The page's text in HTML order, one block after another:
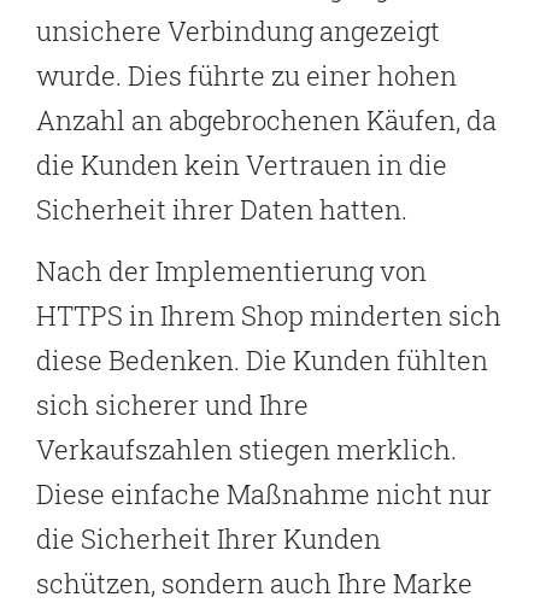
unsichere Verbindung angezeigt
wurde. Dies führte zu einer hohen
Anzahl an abgebrochenen Käufen, da
die Kunden kein Vertrauen in die
Sicherheit ihrer Daten hatten.
Nach der Implementierung von
HTTPS in Ihrem Shop minderten sich
diese Bedenken. Die Kunden fühlten
sich sicherer und Ihre
Verkaufszahlen stiegen merklich.
Diese einfache Maßnahme nicht nur
die Sicherheit Ihrer Kunden
schützen, sondern auch Ihre Marke